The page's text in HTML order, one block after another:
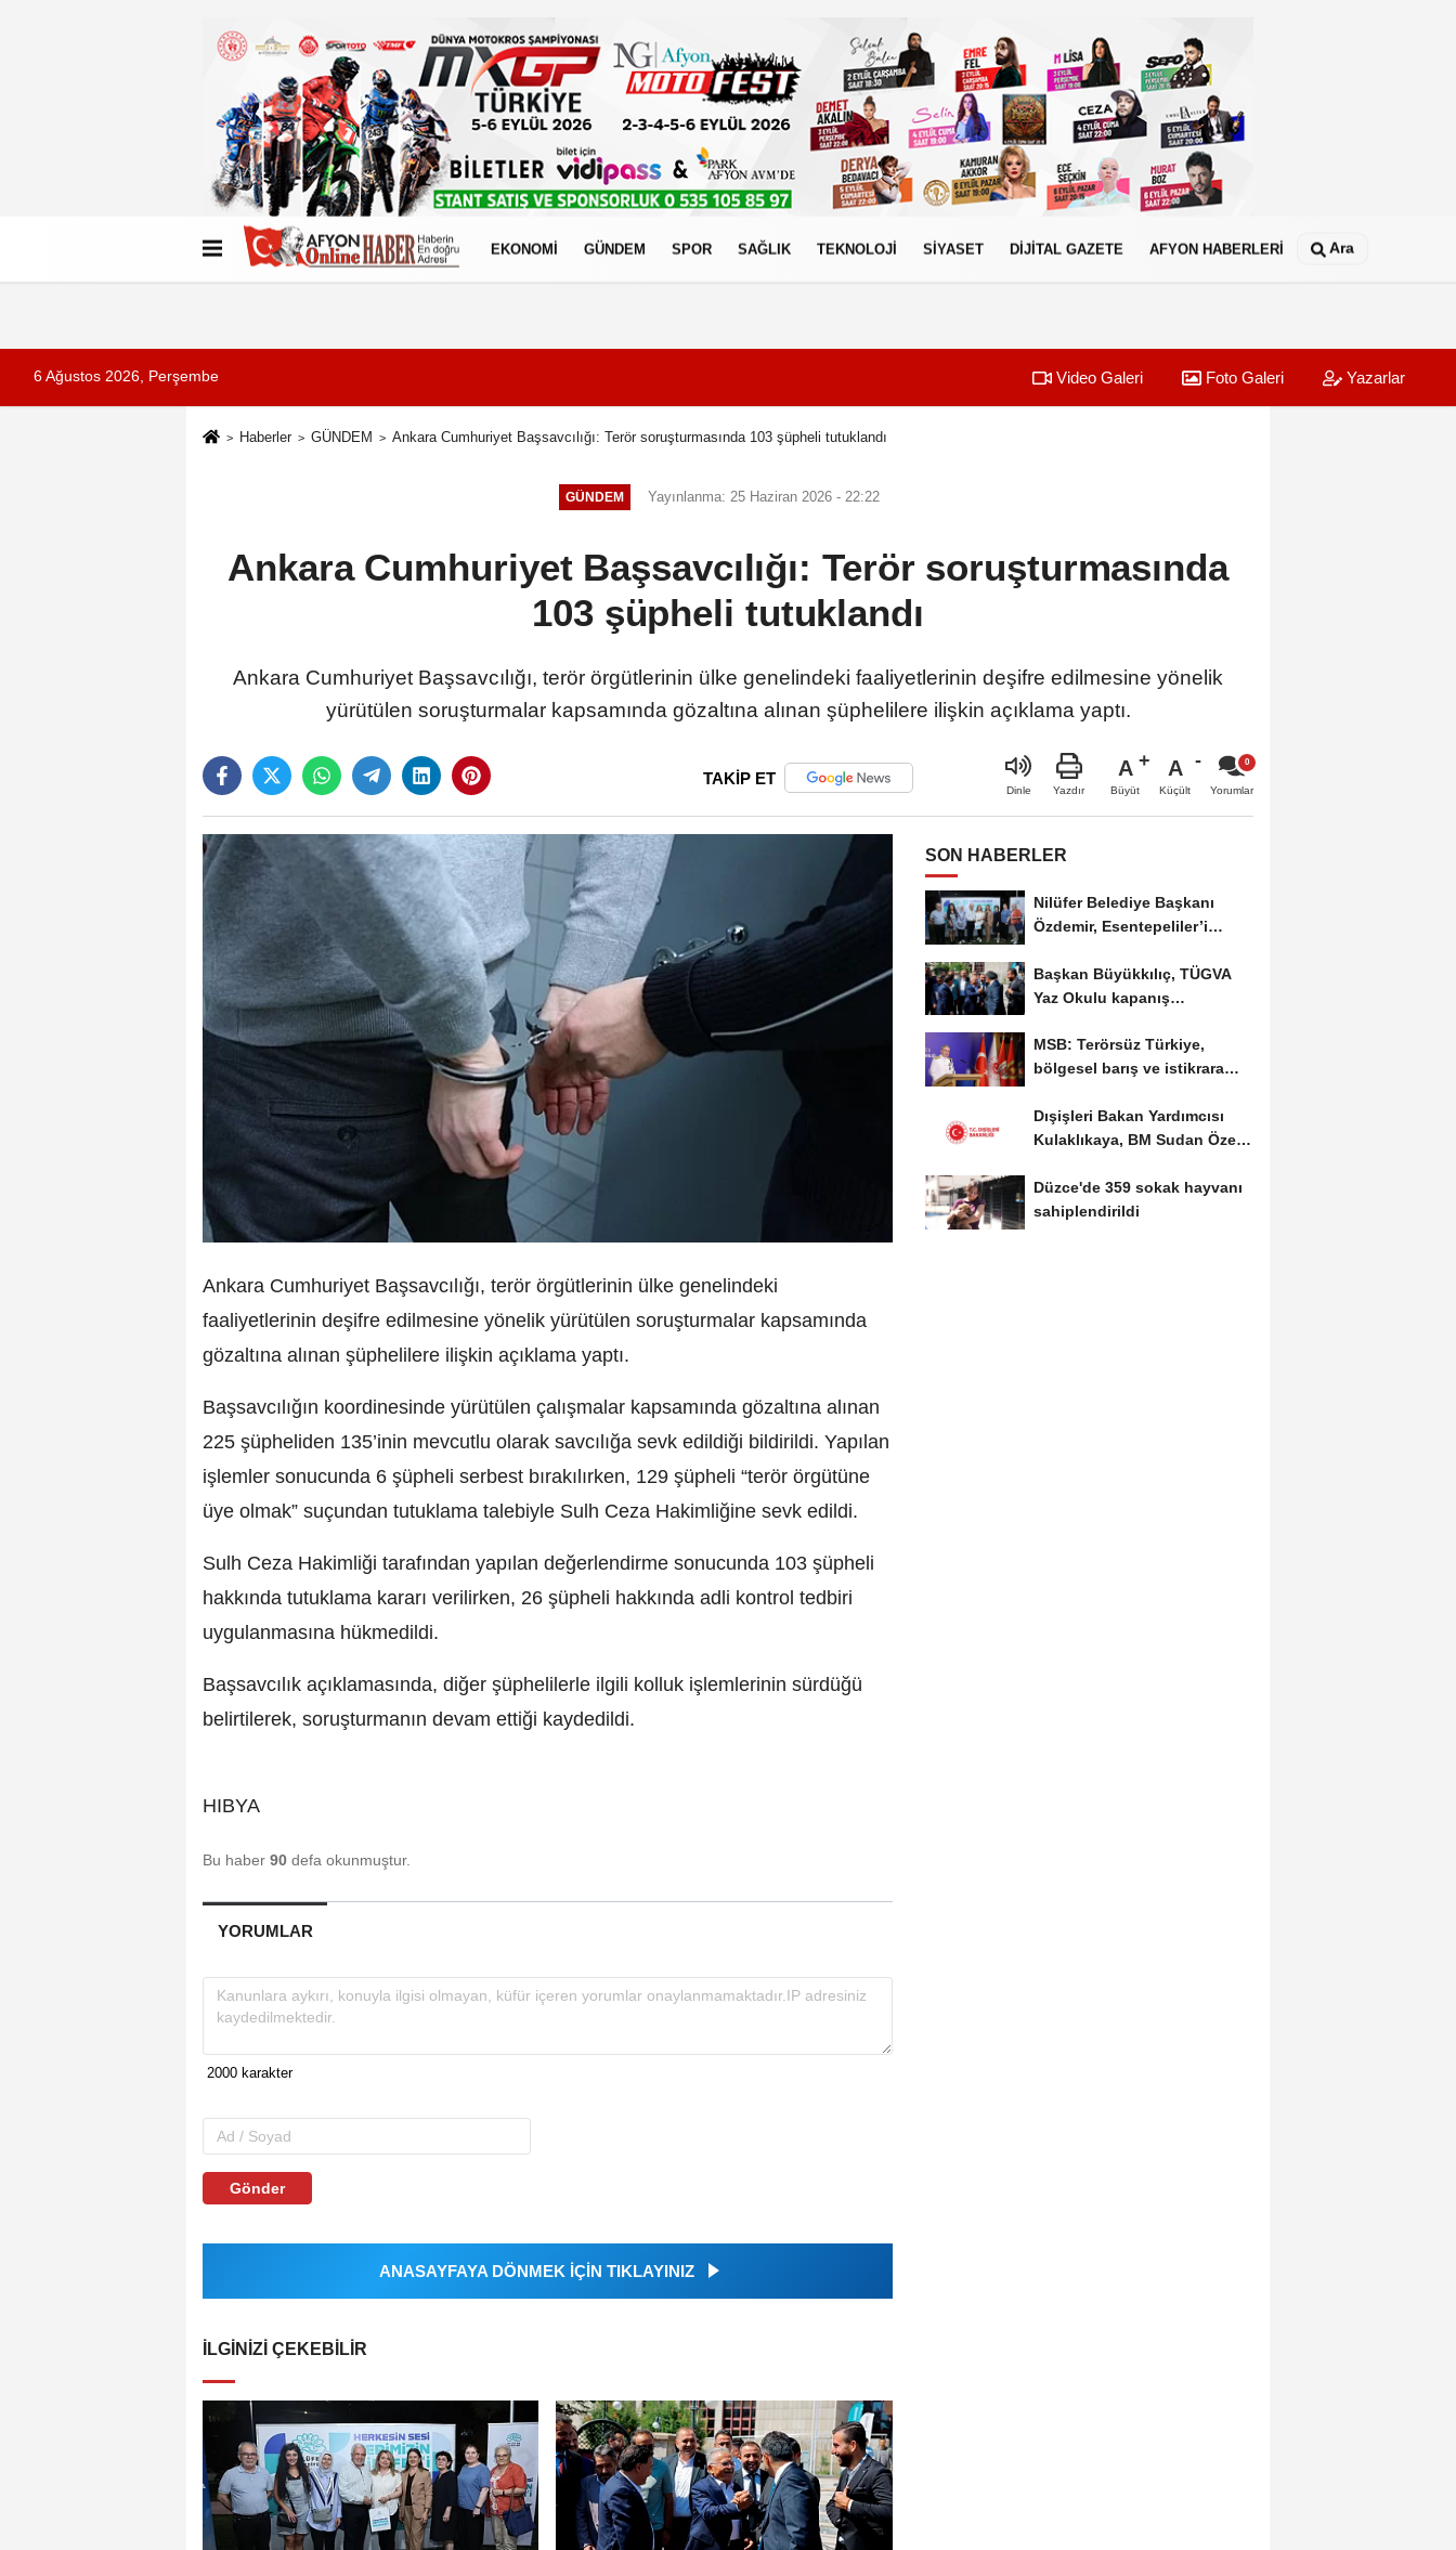
Künye İletişim Çerez Politikası
EKONOMİ GÜNDEM SPOR SAĞLIK TEKNOLOJİ SİYASET DİJİTAL GAZETE AFYON HABERLERİ Ara
6 Ağustos 2026, Perşembe Video Galeri Foto Galeri Yazarlar
Haberler GÜNDEM Ankara Cumhuriyet Başsavcılığı: Terör soruşturmasında 103 şüpheli tutuklandı
GÜNDEM Yayınlanma: 25 Haziran 2026 - 22:22
Ankara Cumhuriyet Başsavcılığı: Terör soruşturmasında
103 şüpheli tutuklandı
Ankara Cumhuriyet Başsavcılığı, terör örgütlerinin ülke genelindeki faaliyetlerinin deşifre edilmesine yönelik
yürütülen soruşturmalar kapsamında gözaltına alınan şüphelilere ilişkin açıklama yaptı.
TAKİP ET
Dinle Yazdır
A
Büyüt
A
Küçült Yorumlar
Ankara Cumhuriyet Başsavcılığı, terör örgütlerinin ülke genelindeki
faaliyetlerinin deşifre edilmesine yönelik yürütülen soruşturmalar kapsamında
gözaltına alınan şüphelilere ilişkin açıklama yaptı.
Başsavcılığın koordinesinde yürütülen çalışmalar kapsamında gözaltına alınan
225 şüpheliden 135’inin mevcutlu olarak savcılığa sevk edildiği bildirildi. Yapılan
işlemler sonucunda 6 şüpheli serbest bırakılırken, 129 şüpheli “terör örgütüne
üye olmak” suçundan tutuklama talebiyle Sulh Ceza Hakimliğine sevk edildi.
Sulh Ceza Hakimliği tarafından yapılan değerlendirme sonucunda 103 şüpheli
hakkında tutuklama kararı verilirken, 26 şüpheli hakkında adli kontrol tedbiri
uygulanmasına hükmedildi.
Başsavcılık açıklamasında, diğer şüphelilerle ilgili kolluk işlemlerinin sürdüğü
belirtilerek, soruşturmanın devam ettiği kaydedildi.
HIBYA
Bu haber 90 defa okunmuştur.
YORUMLAR
Gönder
ANASAYFAYA DÖNMEK İÇİN TIKLAYINIZ
İLGINIZI ÇEKEBILIR
SON HABERLER
Nilüfer Belediye Başkanı
Özdemir, Esentepeliler’i
Başkan Büyükkılıç, TÜGVA
Yaz Okulu kapanış
MSB: Terörsüz Türkiye,
bölgesel barış ve istikrara
Dışişleri Bakan Yardımcısı
Kulaklıkaya, BM Sudan Özel
Düzce'de 359 sokak hayvanı
sahiplendirildi